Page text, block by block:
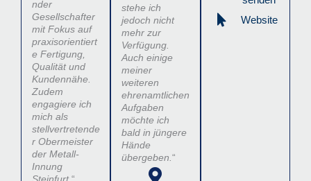
nder
Gesellschafter
mit Fokus auf
praxisorientiert
e Fertigung,
Qualität und
Kundennähe.
Zudem
engagiere ich
mich als
stellvertretende
r Obermeister
der Metall-
Innung
stehe ich
jedoch nicht
mehr zur
Verfügung.
Auch einige
meiner
weiteren
ehrenamtlichen
Aufgaben
möchte ich
bald in jüngere
Hände
übergeben. “
Website